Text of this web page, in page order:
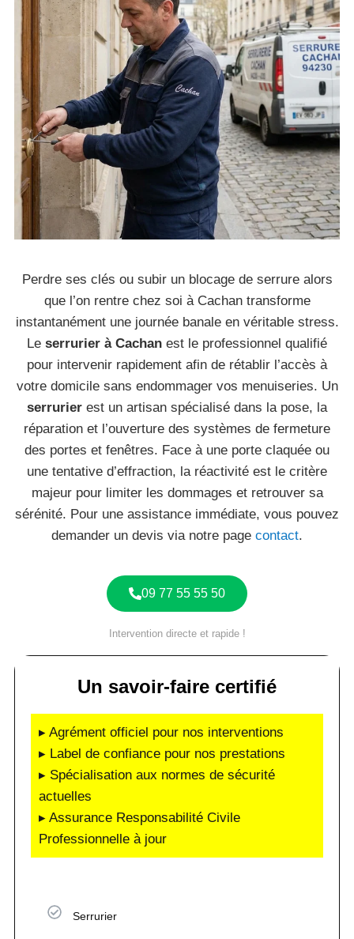
Perdre ses clés ou subir un blocage de serrure alors
que l’on rentre chez soi à Cachan transforme
instantanément une journée banale en véritable stress.
Le serrurier à Cachan est le professionnel qualifié
pour intervenir rapidement afin de rétablir l’accès à
votre domicile sans endommager vos menuiseries. Un
serrurier est un artisan spécialisé dans la pose, la
réparation et l’ouverture des systèmes de fermeture
des portes et fenêtres. Face à une porte claquée ou
une tentative d’effraction, la réactivité est le critère
majeur pour limiter les dommages et retrouver sa
sérénité. Pour une assistance immédiate, vous pouvez
demander un devis via notre page contact.
09 77 55 55 50
Intervention directe et rapide !
Un savoir-faire certifié
▸ Agrément officiel pour nos interventions
▸ Label de confiance pour nos prestations
▸ Spécialisation aux normes de sécurité
actuelles
▸ Assurance Responsabilité Civile
Professionnelle à jour
Serrurier